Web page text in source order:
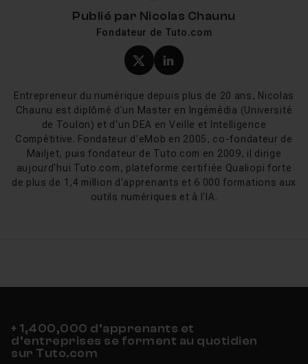
modélisation paramétrique.Fusion 360séduit par son
approche cloud intégrant CAO, FAO et simulation dans
un même environnement, particulièrement adapté aux
ArchiCADoffre une alternative BIM
appréciée pour sa fluidité de modélisation
architecturale. Chaque logiciel dispose de sa propre
catégorie, accessible depuis le menu ci-dessus.
La CAO en 2026 : IA générative et cloud
La conception assistée par ordinateur évolue
rapidement. L'intelligence artificielle s'invite dans les
collaboration : les équipes travaillent en temps réel sur
accessible tout en augmentant la valeur ajoutée de la
maîtrise technique fondamentale.
Publié par Nicolas Chaunu
Fondateur de Tuto.com
Profil X (twitter) de
Profil LinkedIn de
Entrepreneur du numérique depuis plus de 20 ans, Nicolas
Chaunu est diplômé d'un Master en Ingémédia (Université
de Toulon) et d'un DEA en Veille et Intelligence
Compétitive. Fondateur d'eMob en 2005, co-fondateur de
Mailjet, puis fondateur de Tuto.com en 2009, il dirige
aujourd'hui Tuto.com, plateforme certifiée Qualiopi forte
de plus de 1,4 million d'apprenants et 6 000 formations aux
outils numériques et à l'IA.
+ 1,400,000 d’apprenants et
d’entreprises se forment au quotidien
sur Tuto.com